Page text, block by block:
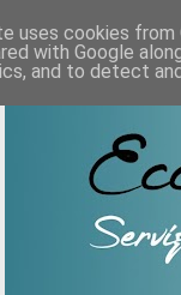
uses cookies from
with Google
and to detect